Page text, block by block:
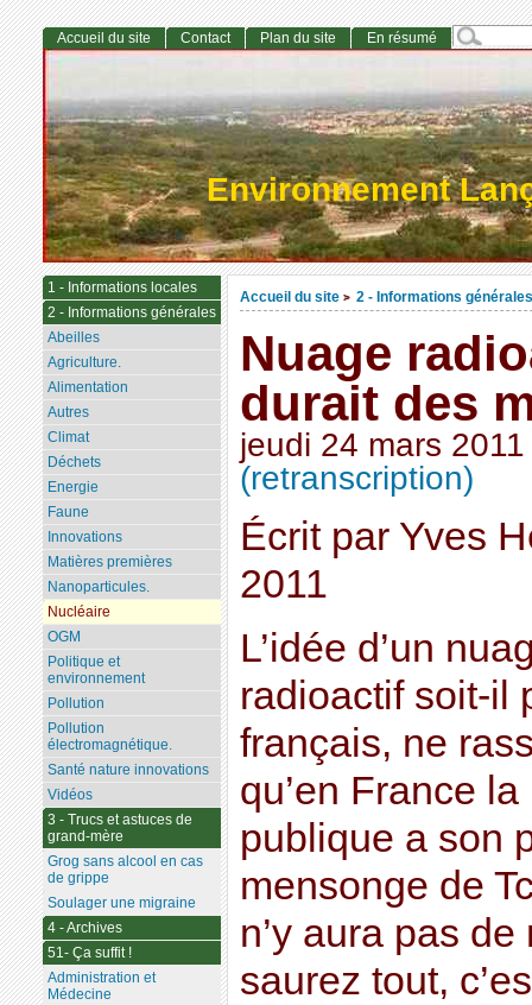
Environnement
Accueil du site > 2 - Informations générales
Nuage
durait des
jeudi 24 mars 2011
(retranscription)
Écrit par Yves
2011
L’idée d’un
radioactif soit-il
français, ne
qu’en France
publique a son
mensonge de
n’y aura pas
saurez tout,
Accueil du site Contact Plan du site En résumé
1 - Informations locales
2 - Informations générales
Abeilles
Agriculture.
Alimentation
Autres
Climat
Déchets
Energie
Faune
Innovations
Matières premières
Nanoparticules.
Nucléaire
OGM
Politique et
environnement
Pollution
Pollution
électromagnétique.
Santé nature innovations
Vidéos
3 - Trucs et astuces de
grand-mère
Grog sans alcool en cas
de grippe
Soulager une migraine
4 - Archives
51- Ça suffit !
Administration et
Médecine